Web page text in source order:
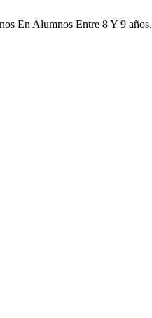
En Alumnos Entre 8 Y 9 años.